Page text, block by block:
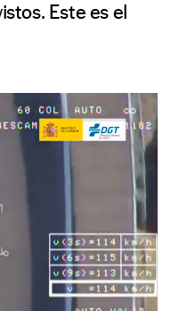
Este es el